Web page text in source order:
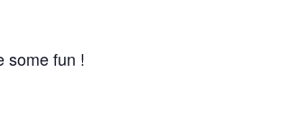
some fun !